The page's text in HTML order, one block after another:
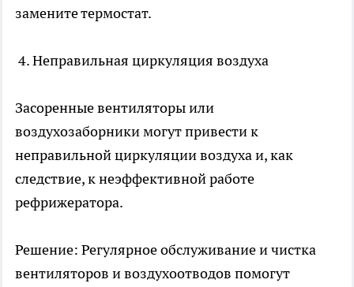
замените термостат.
4. Неправильная циркуляция воздуха
Засоренные вентиляторы или
воздухозаборники могут привести к
неправильной циркуляции воздуха и, как
следствие, к неэффективной работе
рефрижератора.
Решение: Регулярное обслуживание и чистка
вентиляторов и воздухоотводов помогут